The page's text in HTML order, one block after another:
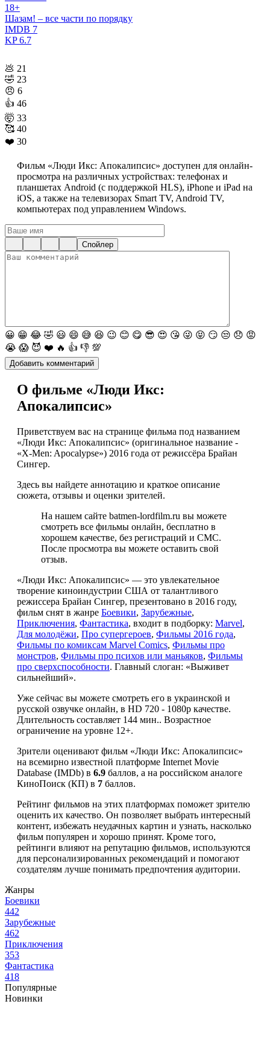
18+
Шазам! – все части по порядку
IMDB 7
KP6.7
💩 21
🤣 23
😠 6
👍 46
🤯 33
🥰 40
❤️ 30
Фильм «Люди Икс: Апокалипсис» доступен для онлайн-
просмотра на различных устройствах: телефонах и
планшетах Android (с поддержкой HLS), iPhone и iPad на
iOS, а также на телевизорах Smart TV, Android TV,
компьютерах под управлением Windows.
Спойлер
😀 😁 😂 🤣 😃 😄 😅 😆 😉 😊 😋 😎 😍 😘 😜 😝 😏 😒 😞 😡
😭 😱 😈 ❤️ 🔥 👍 👎 💯
О фильме «Люди Икс:
Апокалипсис»
Приветствуем вас на странице фильма под названием
«Люди Икс: Апокалипсис» (оригинальное название -
«X-Men: Apocalypse») 2016 года от режиссёра Брайан
Сингер.
Здесь вы найдете аннотацию и краткое описание
сюжета, отзывы и оценки зрителей.
На нашем сайте batmen-lordfilm.ru вы можете
смотреть все фильмы онлайн, бесплатно в
хорошем качестве, без регистраций и СМС.
После просмотра вы можете оставить свой
отзыв.
«Люди Икс: Апокалипсис» — это увлекательное
творение киноиндустрии США от талантливого
режиссера Брайан Сингер, презентовано в 2016 году,
фильм снят в жанре Боевики, Зарубежные,
Приключения, Фантастика, входит в подборку: Marvel,
Для молодёжи, Про супергероев, Фильмы 2016 года,
Фильмы по комиксам Marvel Comics, Фильмы про
монстров, Фильмы про психов или маньяков, Фильмы
про сверхспособности. Главный слоган: «Выживет
сильнейший».
Уже сейчас вы можете смотреть его в украинской и
русской озвучке онлайн, в HD 720 - 1080p качестве.
Длительность составляет 144 мин.. Возрастное
ограничение на уровне 12+.
Зрители оценивают фильм «Люди Икс: Апокалипсис»
на всемирно известной платформе Internet Movie
Database (IMDb) в 6.9 баллов, а на российском аналоге
КиноПоиск (КП) в 7 баллов.
Рейтинг фильмов на этих платформах поможет зрителю
оценить их качество. Он позволяет выбрать интересный
контент, избежать неудачных картин и узнать, насколько
фильм популярен и хорошо принят. Кроме того,
рейтинги влияют на репутацию фильмов, используются
для персонализированных рекомендаций и помогают
создателям лучше понимать предпочтения аудитории.
Жанры
Боевики
442
Зарубежные
462
Приключения
353
Фантастика
418
Популярные
Новинки